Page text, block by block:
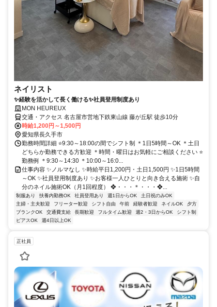
ネイリスト
✨経験を活かして長く働ける✨社員登用制度あり
MON HEUREUX
交通・アクセス 名古屋市営地下鉄東山線 藤が丘駅 徒歩10分
時給1,200円～1,500円
愛知県長久手市
勤務時間詳細 ⭐9:30～18:00の間でシフト制 ＊1日5時間～OK ＊土日
どちらか勤務できる方歓迎 ＊時間・曜日はお気軽にご相談ください ⭐
勤務例 ＊9:30～14:30 ＊10:00～16:0...
仕事内容 ✨ノルマなし ✨時給平日1,200円・土日1,500円 ✨1日5時間
～OK ✨社員登用制度あり ✨お客様一人ひとりと向き合える施術 ✨自
分のネイル施術OK（月1回程度） ❖・・・＊・・・❖...
制服あり 扶養内勤務OK 社員登用あり 週1日からOK
土日祝のみOK
主婦・主夫歓迎
フリーター歓迎 シフト自由 午前 経験者歓迎 ネイルOK
夕方
ブランクOK
交通費支給 長期歓迎 フルタイム歓迎 週2・3日からOK
シフト制
ピアスOK
週4日以上OK
正社員